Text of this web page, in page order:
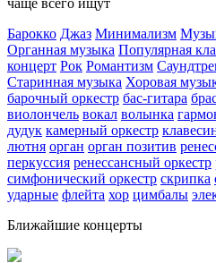
чаще всего ищут
Барокко Джаз Минимализм
Органная музыка Популярная
концерт Рок Романтизм
Старинная музыка Хоровая
барочный оркестр бас-гитара
виолончель вокал волынка
дудук камерный оркестр
лютня орган орган позитив
перкуссия ренессансный оркестр
симфонический оркестр скрипка
ударные флейта хор цимбалы
Ближайшие концерты